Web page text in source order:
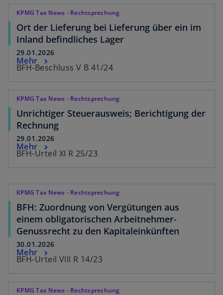
KPMG Tax News - Rechtsprechung
Ort der Lieferung bei Lieferung über ein im
Inland befindliches Lager
29.01.2026
BFH-Beschluss V B 41/24
Mehr
KPMG Tax News - Rechtsprechung
Unrichtiger Steuerausweis; Berichtigung der
Rechnung
29.01.2026
BFH-Urteil XI R 25/23
Mehr
KPMG Tax News - Rechtsprechung
BFH: Zuordnung von Vergütungen aus
einem obligatorischen Arbeitnehmer-
Genussrecht zu den Kapitaleinkünften
30.01.2026
BFH-Urteil VIII R 14/23
Mehr
KPMG Tax News - Rechtsprechung